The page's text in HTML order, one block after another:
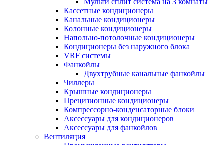
Мульти сплит система на 3 комнаты
Кассетные кондиционеры
Канальные кондиционеры
Колонные кондиционеры
Напольно-потолочные кондиционеры
Кондиционеры без наружного блока
VRF системы
Фанкойлы
Двухтрубные канальные фанкойлы
Чиллеры
Крышные кондиционеры
Прецизионные кондиционеры
Компрессорно-конденсаторные блоки
Аксессуары для кондиционеров
Аксессуары для фанкойлов
Вентиляция